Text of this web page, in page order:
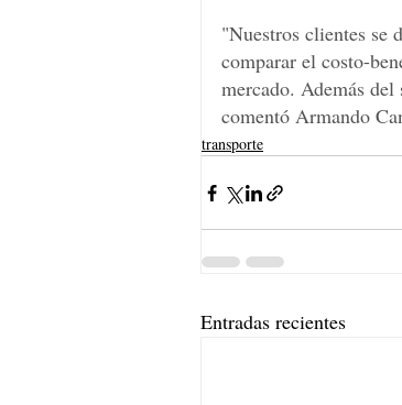
"Nuestros clientes se
comparar el costo-
mercado. Además
comentó Armando
transporte
Entradas recientes